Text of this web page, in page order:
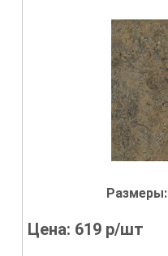
Размеры:
Цена: 619 р/шт